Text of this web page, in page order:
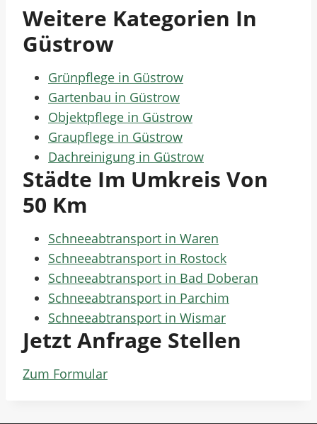
Weitere Kategorien In
Güstrow
Grünpflege in Güstrow
Gartenbau in Güstrow
Objektpflege in Güstrow
Graupflege in Güstrow
Dachreinigung in Güstrow
Städte Im Umkreis Von
50 Km
Schneeabtransport in Waren
Schneeabtransport in Rostock
Schneeabtransport in Bad Doberan
Schneeabtransport in Parchim
Schneeabtransport in Wismar
Jetzt Anfrage Stellen
Zum Formular